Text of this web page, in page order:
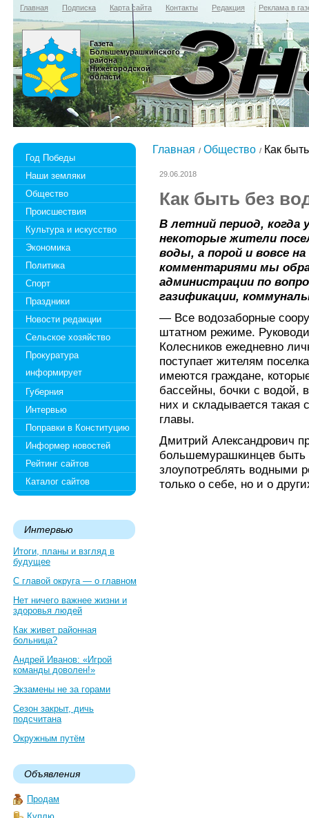
Главная Подписка Карта сайта Контакты Редакция Реклама в
Газета
Большемурашкинского
района
Нижегородской
области
Год Победы
Наши земляки
Общество
Происшествия
Культура и искусство
Экономика
Политика
Спорт
Праздники
Новости редакции
Сельское хозяйство
Прокуратура
информирует
Губерния
Интервью
Поправки в Конституцию
Информер новостей
Рейтинг сайтов
Каталог сайтов
Интервью
Итоги, планы и взгляд в
будущее
С главой округа — о главном
Нет ничего важнее жизни и
здоровья людей
Как живет районная
больница?
Андрей Иванов: «Игрой
команды доволен!»
Экзамены не за горами
Сезон закрыт, дичь
подсчитана
Окружным путём
Объявления
Продам
Главная Общество Как
29.06.2018
Как быть без
В летний период, когда
некоторые жители
воды, а порой и вовсе
комментариями мы
администрации по
газификации,
— Все водозаборные
штатном режиме.
Колесников ежедневно
поступает жителям
имеются граждане,
бассейны, бочки с водой,
них и складывается такая
главы.
Дмитрий Александрович
большемурашкинцев быть
злоупотреблять водными
только о себе, но и о